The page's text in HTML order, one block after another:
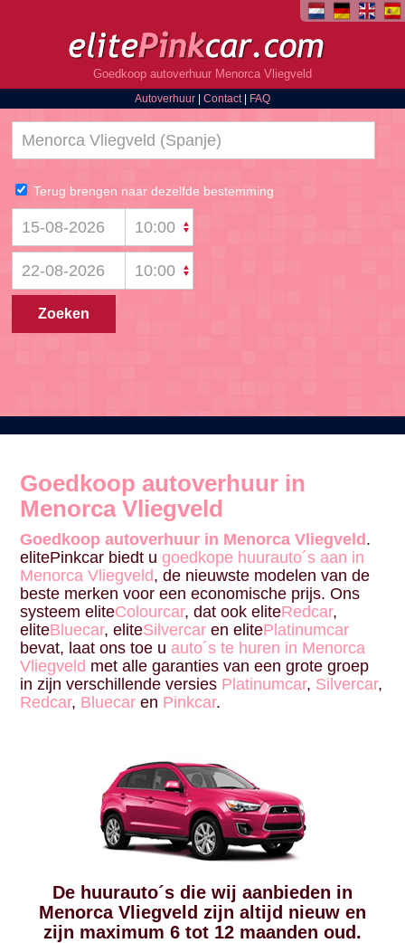
Goedkoop autoverhuur Menorca Vliegveld
Autoverhuur
Contact| FAQ
Goedkoop autoverhuur in
Menorca Vliegveld
Goedkoop autoverhuur in Menorca Vliegveld .
elitePinkcar biedt ugoedkope huurauto´s aan in
Menorca Vliegveld, de nieuwste modelen van de
beste merken voor een economische prijs. Ons
systeem eliteColourcar, dat ook eliteRedcar,
eliteBluecar, eliteSilvercar en elitePlatinumcar
bevat, laat ons toe u auto´s te huren in Menorca
Vliegveld met alle garanties van een grote groep
in zijn verschillende versies Platinumcar, Silvercar,
Redcar, Bluecar en Pinkcar.
De huurauto´s die wij aanbieden in
Menorca Vliegveld zijn altijd nieuw en
zijn maximum 6 tot 12 maanden oud.
Terug brengen naar dezelfde bestemming